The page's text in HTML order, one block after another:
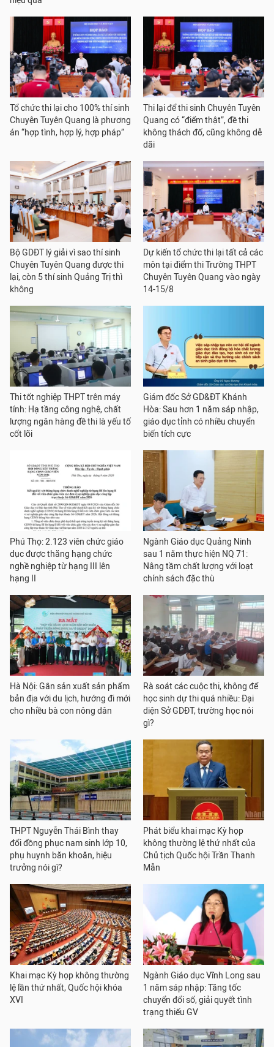
Tổ chức thi lại cho 100% thí sinh
Chuyên Tuyên Quang là phương
án “hợp tình, hợp lý, hợp pháp”
Thi lại để thi sinh Chuyên Tuyên
Quang có “điểm thật”, đề thi
không thách đố, cũng không dễ
dãi
Bộ GDĐT lý giải vì sao thí sinh
Chuyên Tuyên Quang được thi
lại, còn 5 thí sinh Quảng Trị thì
không
Dự kiến tổ chức thi lại tất cả các
môn tại điểm thi Trường THPT
Chuyên Tuyên Quang vào ngày
14-15/8
Thi tốt nghiệp THPT trên máy
tính: Hạ tầng công nghệ, chất
lượng ngân hàng đề thi là yếu tố
cốt lõi
Giám đốc Sở GD&ĐT Khánh
Hòa: Sau hơn 1 năm sáp nhập,
giáo dục tỉnh có nhiều chuyển
biến tích cực
Phú Thọ: 2.123 viên chức giáo
dục được thăng hạng chức
nghề nghiệp từ hạng III lên
hạng II
Ngành Giáo dục Quảng Ninh
sau 1 năm thực hiện NQ 71:
Nâng tầm chất lượng với loạt
chính sách đặc thù
Hà Nội: Gắn sản xuất sản phẩm
bản địa với du lịch, hướng đi mới
cho nhiều bà con nông dân
Rà soát các cuộc thi, không để
học sinh dự thi quá nhiều: Đại
diện Sở GDĐT, trường học nói
gì?
THPT Nguyễn Thái Bình thay
đổi đồng phục nam sinh lớp 10,
phụ huynh băn khoăn, hiệu
trưởng nói gì?
Phát biểu khai mạc Kỳ họp
không thường lệ thứ nhất của
Chủ tịch Quốc hội Trần Thanh
Mẫn
Khai mạc Kỳ họp không thường
lệ lần thứ nhất, Quốc hội khóa
XVI
Ngành Giáo dục Vĩnh Long sau
1 năm sáp nhập: Tăng tốc
chuyển đổi số, giải quyết tình
trạng thiếu GV